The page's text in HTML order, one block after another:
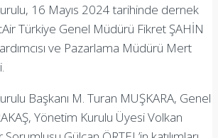
16 Mayıs 2024 tarihinde dernek
Türkiye Genel Müdürü Fikret ŞAHİN
ve Pazarlama Müdürü Mert
Başkanı M. Turan MUŞKARA, Genel
Yönetim Kurulu Üyesi Volkan